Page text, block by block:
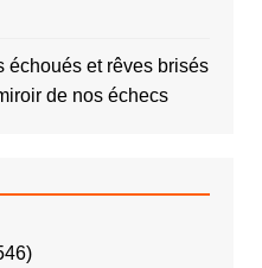
échoués et rêves brisés
de nos échecs